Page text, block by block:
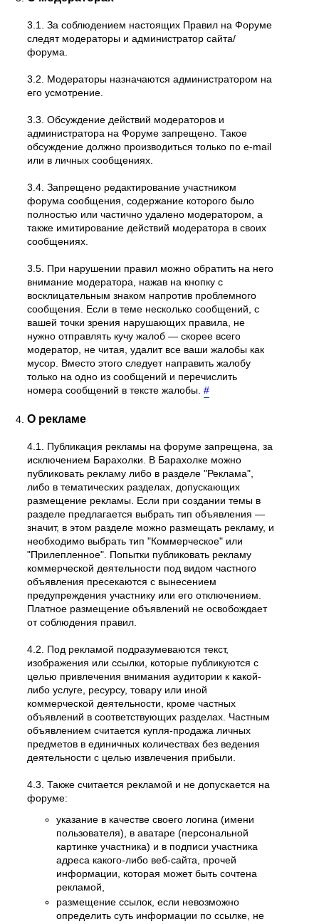
3.1. За соблюдением настоящих Правил на Форуме
следят модераторы и администратор сайта/
форума.
3.2. Модераторы назначаются администратором на
его усмотрение.
3.3. Обсуждение действий модераторов и
администратора на Форуме запрещено. Такое
обсуждение должно производиться только по e-mail
или в личных сообщениях.
3.4. Запрещено редактирование участником
форума сообщения, содержание которого было
полностью или частично удалено модератором, а
также имитирование действий модератора в своих
сообщениях.
3.5. При нарушении правил можно обратить на него
внимание модератора, нажав на кнопку с
восклицательным знаком напротив проблемного
сообщения. Если в теме несколько сообщений, с
вашей точки зрения нарушающих правила, не
нужно отправлять кучу жалоб — скорее всего
модератор, не читая, удалит все ваши жалобы как
мусор. Вместо этого следует направить жалобу
только на одно из сообщений и перечислить
номера сообщений в тексте жалобы.#
О рекламе
4.1. Публикация рекламы на форуме запрещена, за
исключением Барахолки. В Барахолке можно
публиковать рекламу либо в разделе "Реклама",
либо в тематических разделах, допускающих
размещение рекламы. Если при создании темы в
разделе предлагается выбрать тип объявления —
значит, в этом разделе можно размещать рекламу, и
необходимо выбрать тип "Коммерческое" или
"Прилепленное". Попытки публиковать рекламу
коммерческой деятельности под видом частного
объявления пресекаются с вынесением
предупреждения участнику или его отключением.
Платное размещение объявлений не освобождает
от соблюдения правил.
4.2. Под рекламой подразумеваются текст,
изображения или ссылки, которые публикуются с
целью привлечения внимания аудитории к какой-
либо услуге, ресурсу, товару или иной
коммерческой деятельности, кроме частных
объявлений в соответствующих разделах. Частным
объявлением считается купля-продажа личных
предметов в единичных количествах без ведения
деятельности с целью извлечения прибыли.
4.3. Также считается рекламой и не допускается на
форуме:
указание в качестве своего логина (имени
пользователя), в аватаре (персональной
картинке участника) и в подписи участника
адреса какого-либо веб-сайта, прочей
информации, которая может быть сочтена
рекламой,
размещение ссылок, если невозможно
определить суть информации по ссылке, не